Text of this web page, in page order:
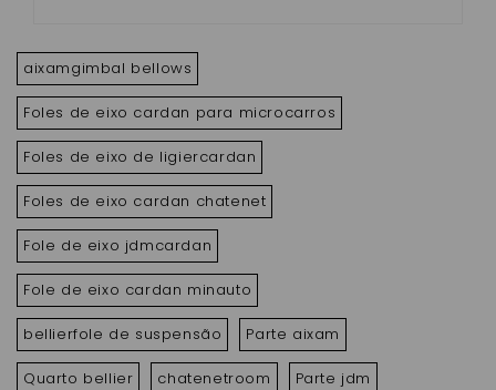
aixamgimbal bellows
Foles de eixo cardan para microcarros
Foles de eixo de ligiercardan
Foles de eixo cardan chatenet
Fole de eixo jdmcardan
Fole de eixo cardan minauto
bellierfole de suspensão Parte aixam
Quarto bellier chatenetroom Parte jdm